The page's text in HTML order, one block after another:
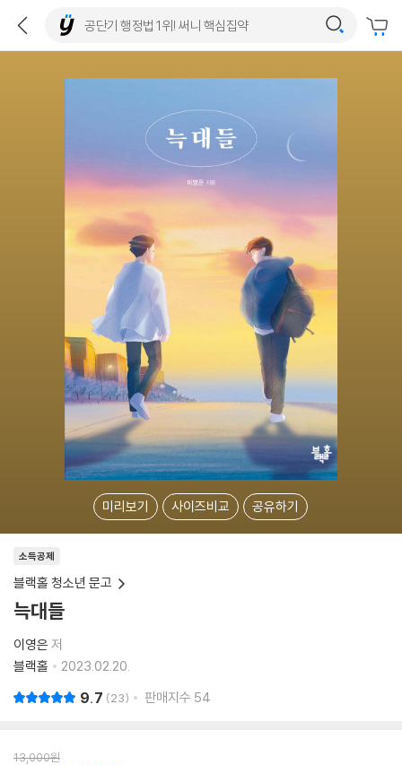
미리보기 사이즈비교 공유하기
소득공제
블랙홀 청소년 문고
늑대들
이영은 저
블랙홀
2023.02.20.
9.7 23 판매지수 54
13,000원